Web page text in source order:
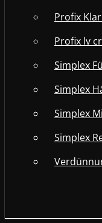
Profix
Profix lv
Simplex
Simplex
Simplex
Simplex